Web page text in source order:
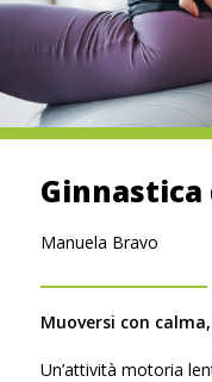
Ginnastica
Manuela Bravo
Muoversi con
Un’attività motoria